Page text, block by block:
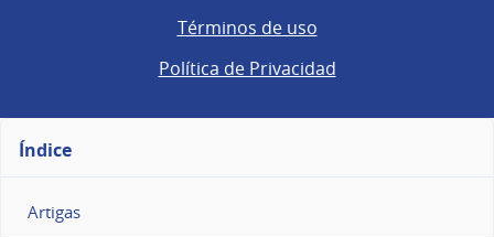
Términos de uso
Política de Privacidad
Índice
Artigas